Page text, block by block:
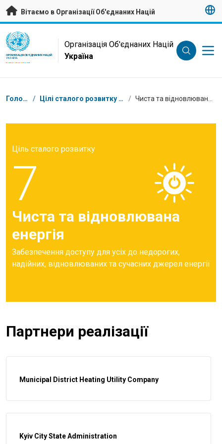
Перейти на головну сторінку
Вітаємо в Організації Об'єднаних Націй
UN Logo
ОРГАНІЗАЦІЯ ОБ'ЄДНАНИХ НАЦІЙ
УКРАЇНА
Організація Об'єднаних Націй
Україна
Низка
Головна / Цілі сталого розвитку в Україні /
Ціль сталого розвитку
7
Чиста та відновлювана
енергія
Забезпечення доступу для усіх до недорогих,
надійних, відновлюваних та сучасних джерел енергії
Партнери реалізації
Municipal District Heating Utility Company
Kyiv City State Administration